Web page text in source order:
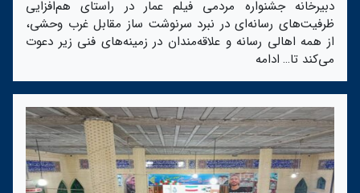
دبیرخانه جشنواره مردمی فیلم عمار در راستای هم‌افزایی
ظرفیت‌های رسانه‌ای در نبرد سرنوشت ساز مقابل غرب وحشی،
از همه اهالی رسانه و علاقه‌مندان در زمینه‌های فنی زیر دعوت
می‌کند تا… ادامه